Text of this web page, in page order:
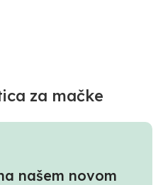
za mačke
našem novom